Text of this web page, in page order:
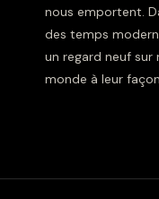
nous emportent.
des temps
un regard neuf sur
monde à leur